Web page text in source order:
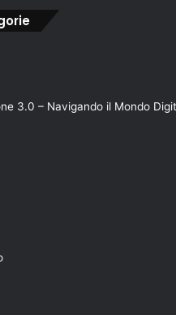
3.0 – Navigando il Mondo